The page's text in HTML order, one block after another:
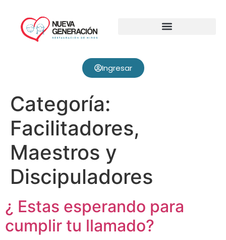
Ingresar
Categoría:
Facilitadores,
Maestros y
Discipuladores
¿ Estas esperando para
cumplir tu llamado?